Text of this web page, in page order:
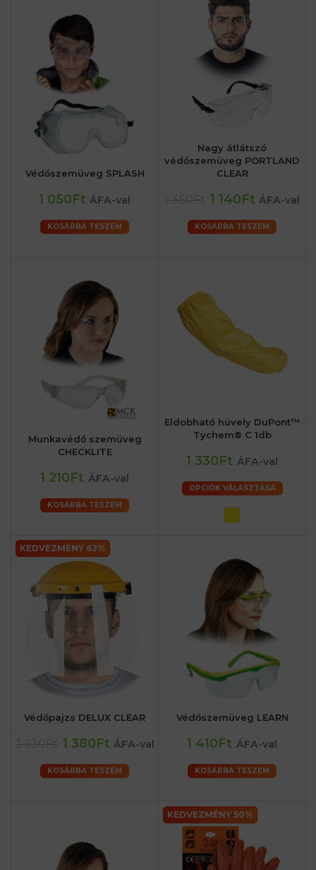
Védőszemüveg SPLASH
1 050Ft ÁFA-val
KOSÁRBA TESZEM
Nagy átlátszó
védőszemüveg PORTLAND
CLEAR
1 140Ft ÁFA-val
KOSÁRBA TESZEM
Munkavédő szemüveg
CHECKLITE
1 210Ft ÁFA-val
KOSÁRBA TESZEM
Eldobható hüvely DuPont™
Tychem® C 1db
1 330Ft ÁFA-val
OPCIÓK VÁLASZTÁSA
KEDVEZMÉNY 62%
Védőpajzs DELUX CLEAR
1 380Ft ÁFA-val
KOSÁRBA TESZEM
Védőszemüveg LEARN
1 410Ft ÁFA-val
KOSÁRBA TESZEM
KEDVEZMÉNY 50%